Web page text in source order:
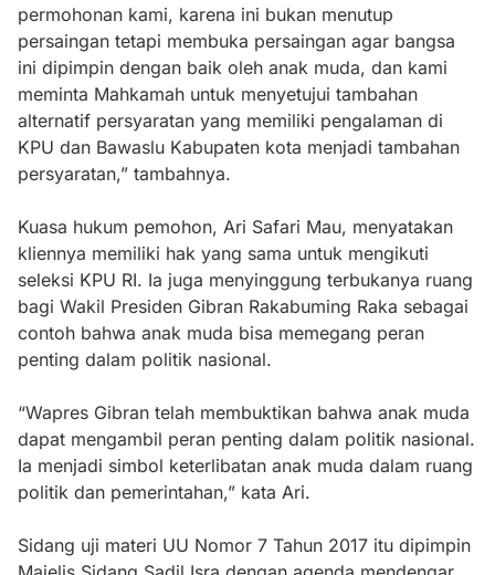
permohonan kami, karena ini bukan menutup
persaingan tetapi membuka persaingan agar bangsa
ini dipimpin dengan baik oleh anak muda, dan kami
meminta Mahkamah untuk menyetujui tambahan
alternatif persyaratan yang memiliki pengalaman di
KPU dan Bawaslu Kabupaten kota menjadi tambahan
persyaratan,” tambahnya.
Kuasa hukum pemohon, Ari Safari Mau, menyatakan
kliennya memiliki hak yang sama untuk mengikuti
seleksi KPU RI. Ia juga menyinggung terbukanya ruang
bagi Wakil Presiden Gibran Rakabuming Raka sebagai
contoh bahwa anak muda bisa memegang peran
penting dalam politik nasional.
“Wapres Gibran telah membuktikan bahwa anak muda
dapat mengambil peran penting dalam politik nasional.
Ia menjadi simbol keterlibatan anak muda dalam ruang
politik dan pemerintahan,” kata Ari.
Sidang uji materi UU Nomor 7 Tahun 2017 itu dipimpin